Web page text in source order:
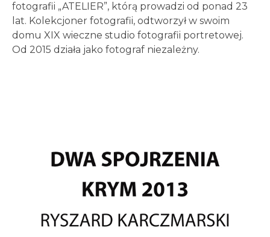
fotografii „ATELIER”, którą prowadzi od ponad 23
lat. Kolekcjoner fotografii, odtworzył w swoim
domu XIX wieczne studio fotografii portretowej.
Od 2015 działa jako fotograf niezależny.